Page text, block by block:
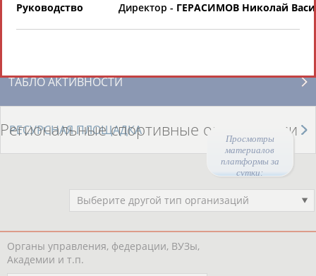
Просмотры
материалов
платформы за
сутки:
СВОДНЫЕ ИНДЕКСЫ
ТАБЛО АКТИВНОСТИ
РЕСУРСНАЯ ПЛОЩАДКА
Региональные спортивные организации
Выберите другой тип организаций
Органы управления, федерации, ВУЗы,
Академии и т.п.
Руководство
Директор - ГЕРАСИМОВ Николай